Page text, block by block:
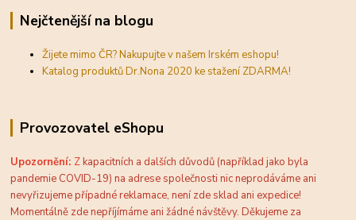
Nejčtenější na blogu
Žijete mimo ČR? Nakupujte v našem Irském eshopu!
Katalog produktů Dr.Nona 2020 ke stažení ZDARMA!
Provozovatel eShopu
Upozornění: Z kapacitních a dalších důvodů (například jako byla
pandemie COVID-19) na adrese společnosti nic neprodáváme ani
nevyřizujeme případné reklamace, není zde sklad ani expedice!
Momentálně zde nepříjímáme ani žádné návštěvy. Děkujeme za